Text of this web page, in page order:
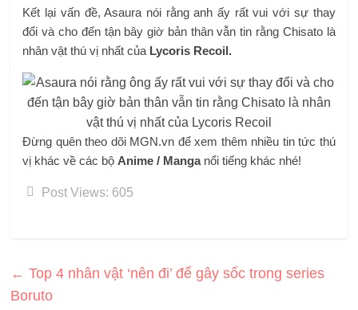
Kết lại vấn đề, Asaura nói rằng anh ấy rất vui với sự thay
đổi và cho đến tận bây giờ bản thân vẫn tin rằng Chisato là
nhân vật thú vị nhất của Lycoris Recoil.
Đừng quên theo dõi MGN.vn để xem thêm nhiều tin tức thú
vị khác về các bộ Anime / Manganổi tiếng khác nhé!
Post Views: 605
← Top 4 nhân vật ‘nên đi’ để gây sốc trong series
Boruto